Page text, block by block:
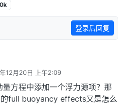
登录后回复
12月20日 上午2:09
方程中添加一个浮力源项？那
full buoyancy effects又是怎么